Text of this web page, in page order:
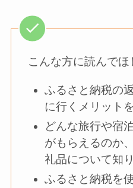
こんな方に読んで
ふるさと納税の
に行くメリット
どんな旅行や宿
がもらえるのか
礼品について知
ふるさと納税を